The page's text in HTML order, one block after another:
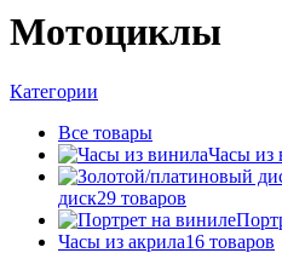
Мотоциклы
Категории
Все товары
Часы из
диск29 товаров
Часы из акрила16 товаров